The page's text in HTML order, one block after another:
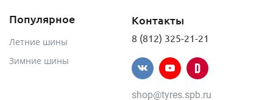
Популярное
Летние шины
Зимние шины
Контакты
8 (812) 325-21-21
shop@tyres.spb.ru